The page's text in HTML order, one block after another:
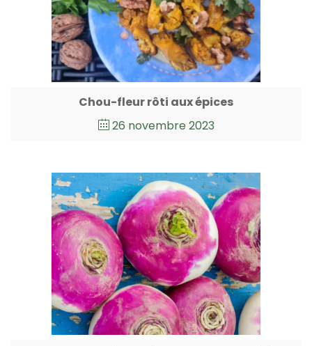
Chou-fleur rôti aux épices
26 novembre 2023